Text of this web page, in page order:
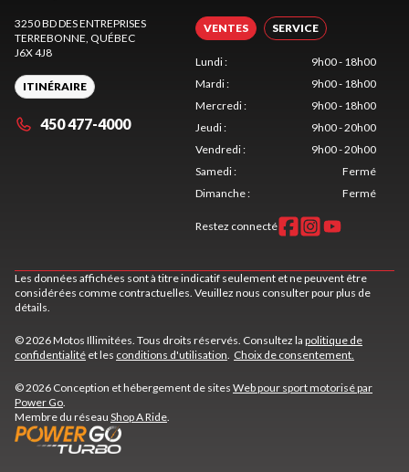
3250 BD DES ENTREPRISES
TERREBONNE , QUÉBEC
J6X 4J8
ITINÉRAIRE
450 477-4000
VENTES SERVICE
Lundi:
9h00 - 18h00
Mardi:
9h00 - 18h00
Mercredi:
9h00 - 18h00
Jeudi:
9h00 - 20h00
Vendredi:
9h00 - 20h00
Samedi:
Fermé
Dimanche: Fermé
Restez connecté
Les données affichées sont à titre indicatif seulement et ne peuvent être
considérées comme contractuelles. Veuillez nous consulter pour plus de
détails.
© 2026 Motos Illimitées. Tous droits réservés. Consultez la politique de
confidentialité et les conditions d'utilisation Choix de consentement.
© 2026 Conception et hébergement de sites Web pour sport motorisé par
Power Go
Membre du réseau Shop A Ride